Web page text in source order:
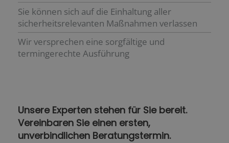
Sie können sich auf die Einhaltung aller
sicherheitsrelevanten Maßnahmen verlassen
Wir versprechen eine sorgfältige und
termingerechte Ausführung
Unsere Experten stehen für Sie bereit.
Vereinbaren Sie einen ersten,
unverbindlichen Beratungstermin.